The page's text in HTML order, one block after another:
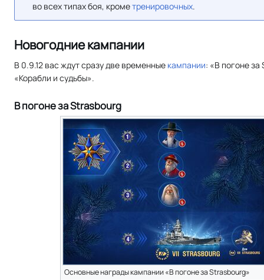
во всех типах боя, крометренировочных.
Новогодние кампании
В 0.9.12 вас ждут сразу две временные кампании: «В погоне
«Корабли и судьбы».
В погоне за Strasbourg
Основные награды кампании «В погоне за Strasbourg»